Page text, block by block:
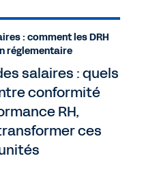
: comment les DRH
réglementaire
salaires : quels
conformité
RH,
ces